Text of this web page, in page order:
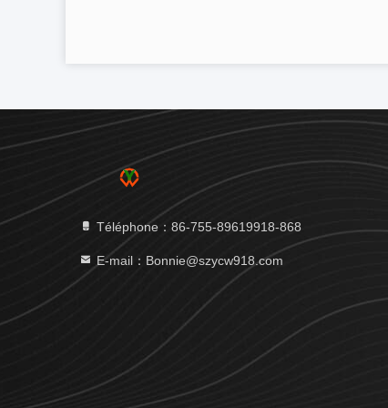
Téléphone：86-755-89619918-868
E-mail：Bonnie@szycw918.com